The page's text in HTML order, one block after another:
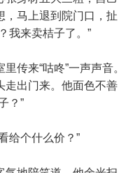
，马上退到院门口，扯
我来卖桔子了。”
来“咕咚”一声声音。
走出门来。他面色不善
？”
个什么价？”